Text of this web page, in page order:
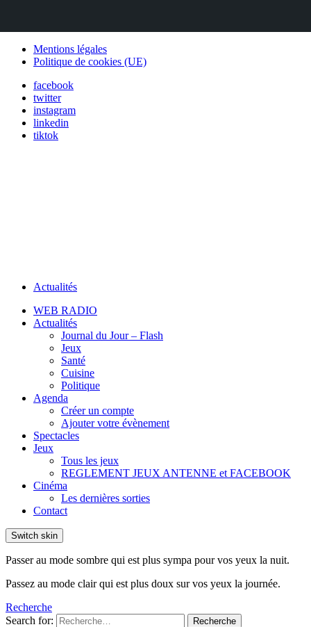
Mentions légales
Politique de cookies (UE)
facebook
twitter
instagram
linkedin
tiktok
Actualités
WEB RADIO
Actualités
Journal du Jour – Flash
Jeux
Santé
Cuisine
Politique
Agenda
Créer un compte
Ajouter votre évènement
Spectacles
Jeux
Tous les jeux
REGLEMENT JEUX ANTENNE et FACEBOOK
Cinéma
Les dernières sorties
Contact
Switch skin
Passer au mode sombre qui est plus sympa pour vos yeux la nuit.
Passez au mode clair qui est plus doux sur vos yeux la journée.
Recherche
Search for:
Recherche